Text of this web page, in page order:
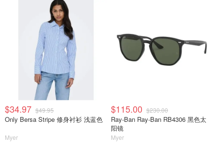
$34.97 $49.95
Only Bersa Stripe 修身衬衫 浅蓝色
Myer
$115.00 $230.00
Ray-Ban Ray-Ban RB4306 黑色太
阳镜
Myer